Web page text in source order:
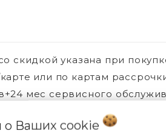
скидкой указана при
или по картам
мес сервисного
о Ваших cookie